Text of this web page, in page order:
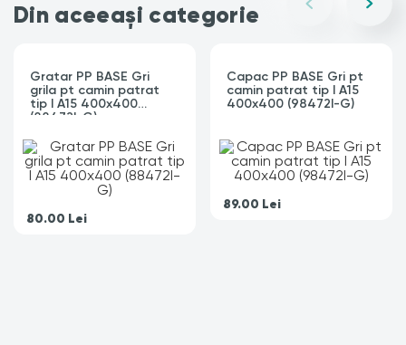
Din aceeași categorie
Gratar PP BASE Gri
grila pt camin patrat
tip I A15 400x400
(88472I-G)
80.00 Lei
Capac PP BASE Gri pt
camin patrat tip I A15
400x400 (98472I-G)
89.00 Lei